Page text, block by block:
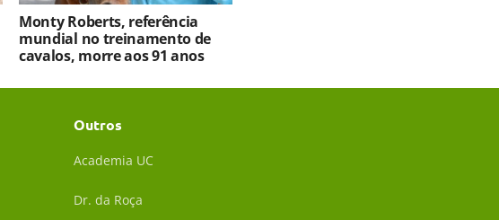
Monty Roberts, referência
mundial no treinamento de
cavalos, morre aos 91 anos
Outros
Academia UC
Dr. da Roça